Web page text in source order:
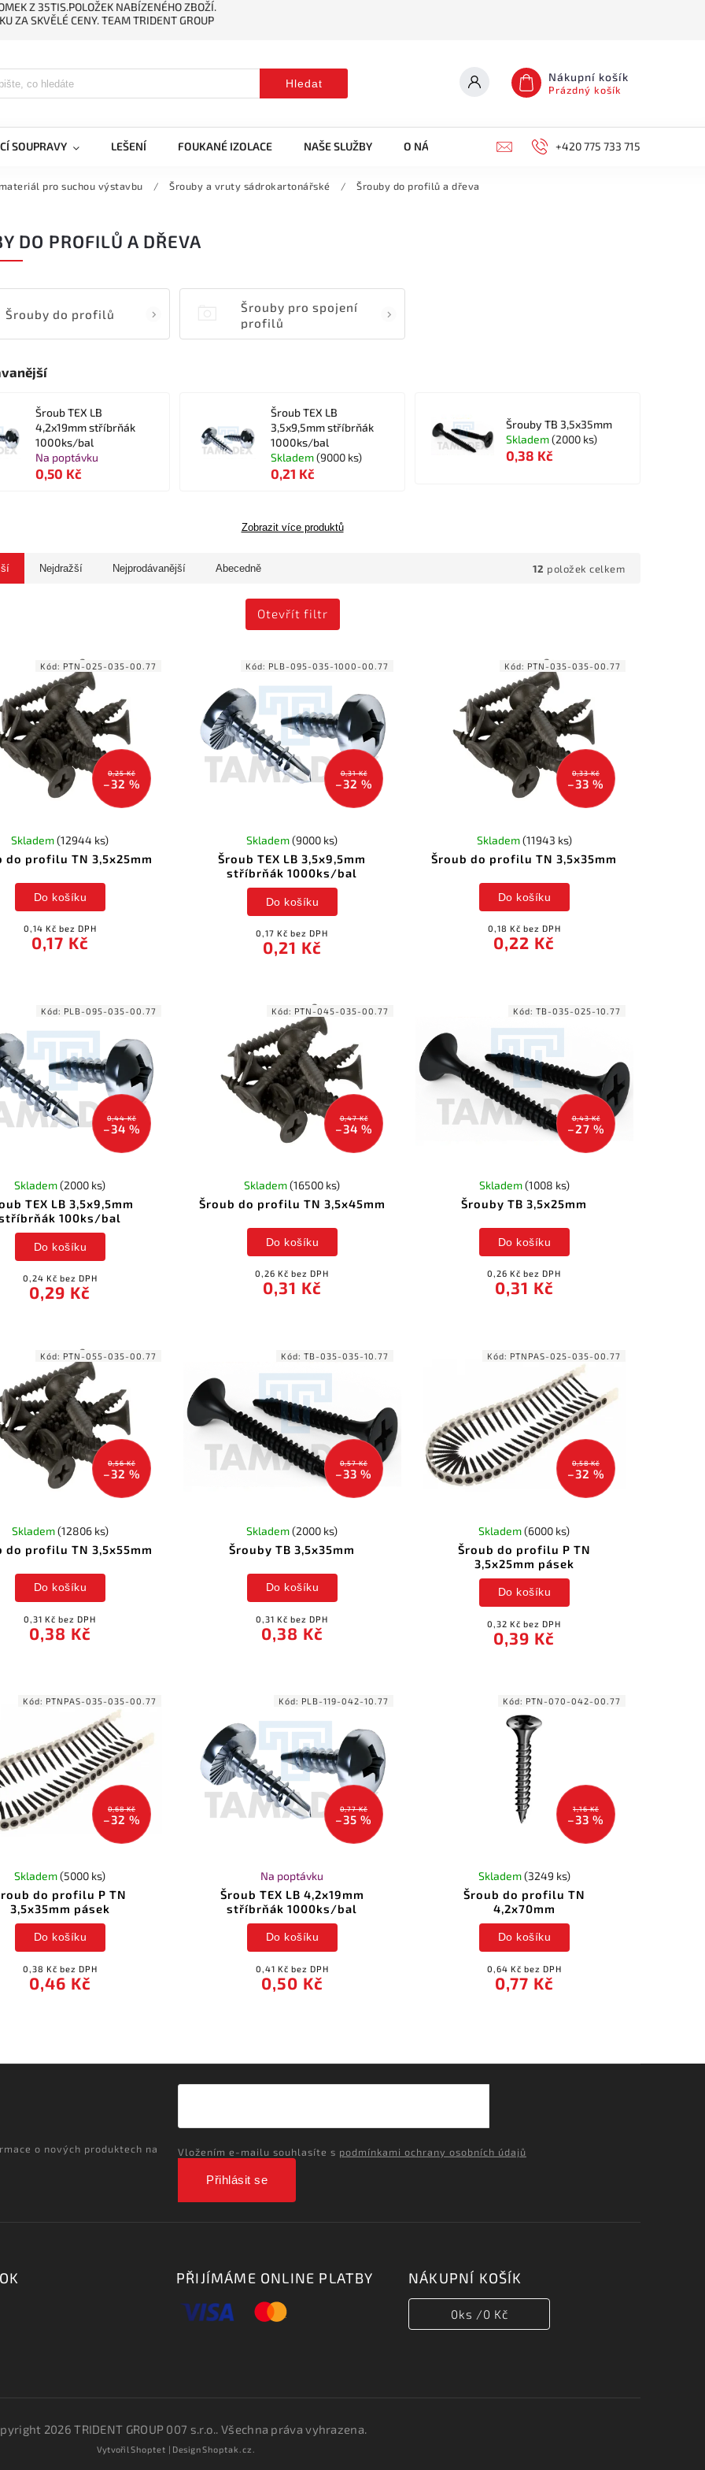
Z 35TIS.POLOŽEK NABÍZENÉHO ZBOŽÍ.
ZA SKVĚLÉ CENY. TEAM TRIDENT GROUP
Hledat Nákupní košík
Prázdný košík
SOUPRAVY LEŠENÍ FOUKANÉ IZOLACE NAŠE SLUŽBY O NÁS KONTAKTY +420 775 733 715
pro suchou výstavbu / Šrouby a vruty sádrokartonářské / Šrouby do profilů a dřeva
DO PROFILŮ A DŘEVA
Šrouby do profilů
Šrouby pro spojení
profilů
Šroub TEX LB
4,2x19mm stříbrňák
1000ks/bal
Na poptávku
0,50 Kč
Šroub TEX LB
3,5x9,5mm stříbrňák
1000ks/bal
Skladem(9000 ks)
0,21 Kč
Šrouby TB 3,5x35mm
Skladem(2000 ks)
0,38 Kč
Zobrazit více produktů
Nejdražší Nejprodávanější Abecedně 12 položek celkem
Otevřít filtr
0,25 Kč
–32 %
do profilu TN 3,5x25mm
Skladem(12944 ks)
0,14 Kč bez DPH
0,17 Kč
Do košíku
Kód: PTN-025-035-00.77
0,31 Kč
–32 %
Šroub TEX LB 3,5x9,5mm
stříbrňák 1000ks/bal
Skladem(9000 ks)
0,17 Kč bez DPH
0,21 Kč
Do košíku
Kód: PLB-095-035-1000-00.77
0,33 Kč
–33 %
Šroub do profilu TN 3,5x35mm
Skladem(11943 ks)
0,18 Kč bez DPH
0,22 Kč
Do košíku
Kód: PTN-035-035-00.77
0,44 Kč
–34 %
TEX LB 3,5x9,5mm
100ks/bal
Skladem(2000 ks)
0,24 Kč bez DPH
0,29 Kč
Do košíku
Kód: PLB-095-035-00.77
0,47 Kč
–34 %
Šroub do profilu TN 3,5x45mm
Skladem(16500 ks)
0,26 Kč bez DPH
0,31 Kč
Do košíku
Kód: PTN-045-035-00.77
0,43 Kč
–27 %
Šrouby TB 3,5x25mm
Skladem(1008 ks)
0,26 Kč bez DPH
0,31 Kč
Do košíku
Kód:TB-035-025-10.77
0,56 Kč
–32 %
do profilu TN 3,5x55mm
Skladem(12806 ks)
0,31 Kč bez DPH
0,38 Kč
Do košíku
Kód: PTN-055-035-00.77
0,57 Kč
–33 %
Šrouby TB 3,5x35mm
Skladem(2000 ks)
0,31 Kč bez DPH
0,38 Kč
Do košíku
Kód:TB-035-035-10.77
0,58 Kč
–32 %
Šroub do profilu P TN
3,5x25mm pásek
Skladem(6000 ks)
0,32 Kč bez DPH
0,39 Kč
Do košíku
Kód: PTNPAS-025-035-00.77
0,68 Kč
–32 %
do profilu P TN
3,5x35mm pásek
Skladem(5000 ks)
0,38 Kč bez DPH
0,46 Kč
Do košíku
Kód: PTNPAS-035-035-00.77
0,77 Kč
–35 %
Šroub TEX LB 4,2x19mm
stříbrňák 1000ks/bal
Na poptávku
0,41 Kč bez DPH
0,50 Kč
Do košíku
Kód: PLB-119-042-10.77
1,16 Kč
–33 %
Šroub do profilu TN
4,2x70mm
Skladem(3249 ks)
0,64 Kč bez DPH
0,77 Kč
Do košíku
Kód: PTN-070-042-00.77
o nových produktech na Vložením e-mailu souhlasíte s podmínkami ochrany osobních údajů
Přihlásit se
PŘIJÍMÁME ONLINE PLATBY NÁKUPNÍ KOŠÍK
0ks /0 Kč
2026TRIDENT GROUP 007 s.r.o.. Všechna práva vyhrazena.
VytvořilShoptet | DesignShoptak.cz.